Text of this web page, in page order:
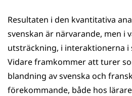
Resultaten i den kvantitativa
svenskan är närvarande, men i
utsträckning, i interaktionerna i
Vidare framkommer att turer
blandning av svenska och
förekommande, både hos